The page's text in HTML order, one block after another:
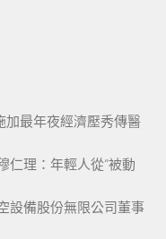
加最年夜經濟壓秀傳醫
仁理：年輕人從“被動
備股份無限公司董事